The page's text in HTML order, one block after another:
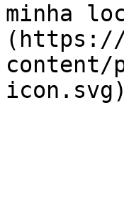
minha
(https://
content/
icon.svg)